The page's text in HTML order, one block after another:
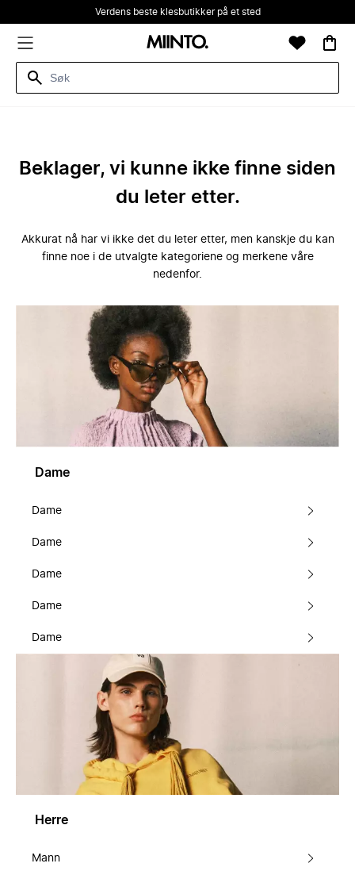
Verdens beste klesbutikker på et sted
Beklager, vi kunne ikke finne siden
du leter etter.
Akkurat nå har vi ikke det du leter etter, men kanskje du kan
finne noe i de utvalgte kategoriene og merkene våre
nedenfor.
Dame
Dame
Dame
Dame
Dame
Dame
Herre
Mann